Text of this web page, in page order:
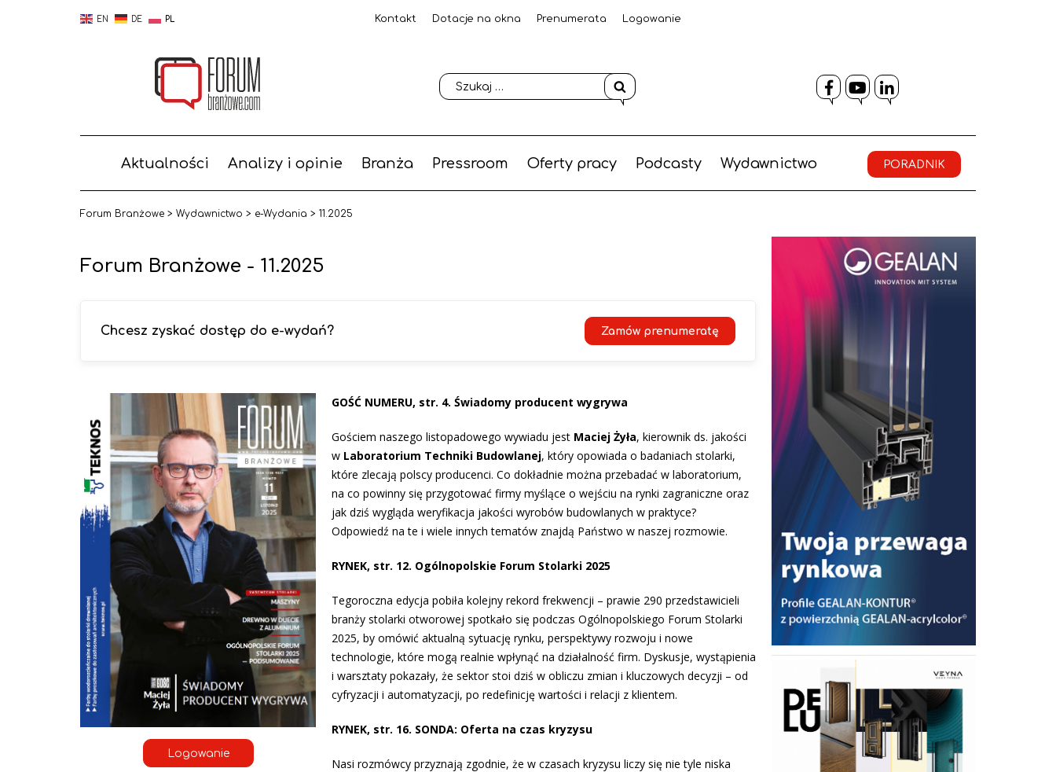
EN DE PL Kontakt Dotacje na okna Prenumerata Logowanie
Facebook
YouTube
LinkedIn
Aktualności Analizy i opinie Branża Pressroom Oferty pracy Podcasty Wydawnictwo PORADNIK
Forum Branżowe > Wydawnictwo > e-Wydania > 11.2025
Forum Branżowe - 11.2025
Chcesz zyskać dostęp do e-wydań? Zamów prenumeratę
Logowanie
GOŚĆ NUMERU, str. 4. Świadomy producent wygrywa
Gościem naszego listopadowego wywiadu jest Maciej Żyła, kierownik ds. jakości
w Laboratorium Techniki Budowlanej, który opowiada o badaniach stolarki,
które zlecają polscy producenci. Co dokładnie można przebadać w laboratorium,
na co powinny się przygotować firmy myślące o wejściu na rynki zagraniczne oraz
jak dziś wygląda weryfikacja jakości wyrobów budowlanych w praktyce?
Odpowiedź na te i wiele innych tematów znajdą Państwo w naszej rozmowie.
RYNEK, str. 12. Ogólnopolskie Forum Stolarki 2025
Tegoroczna edycja pobiła kolejny rekord frekwencji – prawie 290 przedstawicieli
branży stolarki otworowej spotkało się podczas Ogólnopolskiego Forum Stolarki
2025, by omówić aktualną sytuację rynku, perspektywy rozwoju i nowe
technologie, które mogą realnie wpłynąć na działalność firm. Dyskusje, wystąpienia
i warsztaty pokazały, że sektor stoi dziś w obliczu zmian i kluczowych decyzji – od
cyfryzacji i automatyzacji, po redefinicję wartości i relacji z klientem.
RYNEK, str. 16. SONDA: Oferta na czas kryzysu
Nasi rozmówcy przyznają zgodnie, że w czasach kryzysu liczy się nie tyle niska